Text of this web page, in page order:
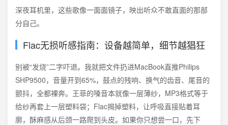
深夜耳机里，这些歌像一面面镜子，映出听众不敢直面的那部
分自己。
Flac无损听感指南：设备越简单，细节越猖狂
别被“发烧”二字吓退。我就把文件扔进MacBook直推Philips
SHP9500，音量开到65%，鼓点的残响、换气的齿音、尾音的
颤抖，全都裸奔。王菲的嗓音本就像一层薄纱，MP3格式等于
给纱再套上一层塑料袋；Flac揭掉塑料，让呼吸直接贴着耳
廓，酥麻感从后颈一路爬到头皮。如果你只想尝一口，先下